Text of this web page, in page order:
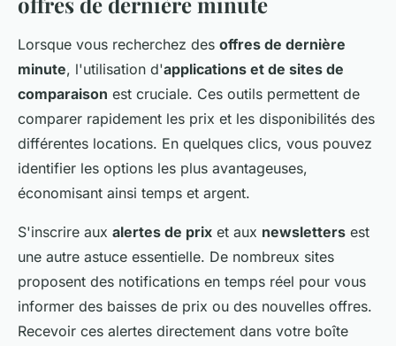
Lorsque vous recherchez des offres de dernière
minute, l'utilisation d'applications et de sites de
comparaison est cruciale. Ces outils permettent de
comparer rapidement les prix et les disponibilités des
différentes locations. En quelques clics, vous pouvez
identifier les options les plus avantageuses,
économisant ainsi temps et argent.
S'inscrire aux alertes de prix et aux newsletters est
une autre astuce essentielle. De nombreux sites
proposent des notifications en temps réel pour vous
informer des baisses de prix ou des nouvelles offres.
Recevoir ces alertes directement dans votre boîte